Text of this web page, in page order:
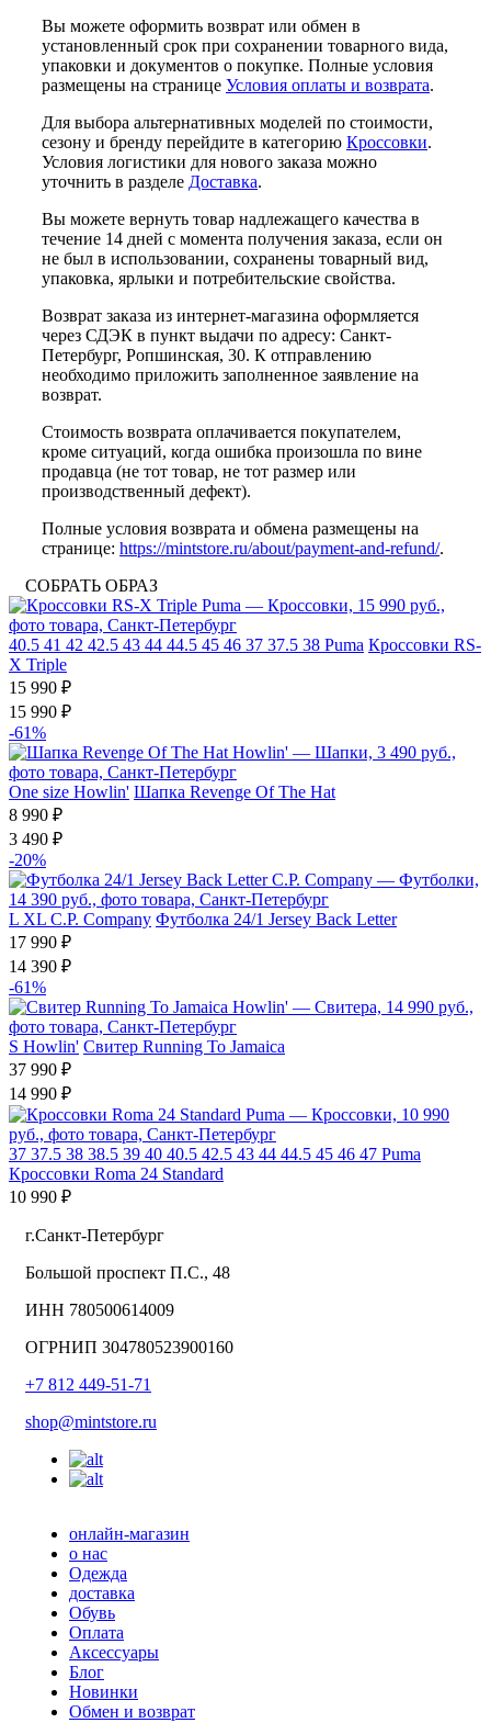
Вы можете оформить возврат или обмен в
установленный срок при сохранении товарного вида,
упаковки и документов о покупке. Полные условия
размещены на странице Условия оплаты и возврата.
Для выбора альтернативных моделей по стоимости,
сезону и бренду перейдите в категорию Кроссовки.
Условия логистики для нового заказа можно
уточнить в разделе Доставка.
Вы можете вернуть товар надлежащего качества в
течение 14 дней с момента получения заказа, если он
не был в использовании, сохранены товарный вид,
упаковка, ярлыки и потребительские свойства.
Возврат заказа из интернет-магазина оформляется
через СДЭК в пункт выдачи по адресу: Санкт-
Петербург, Ропшинская, 30. К отправлению
необходимо приложить заполненное заявление на
возврат.
Стоимость возврата оплачивается покупателем,
кроме ситуаций, когда ошибка произошла по вине
продавца (не тот товар, не тот размер или
производственный дефект).
Полные условия возврата и обмена размещены на
странице: https://mintstore.ru/about/payment-and-refund/.
СОБРАТЬ ОБРАЗ
40.5 41 42 42.5 43 44 44.5 45 46 37 37.5 38 Puma Кроссовки RS-
X Triple
15 990 ₽
15 990 ₽
-61%
One size Howlin' Шапка Revenge Of The Hat
8 990 ₽
3 490 ₽
-20%
L XL C.P. Company Футболка 24/1 Jersey Back Letter
17 990 ₽
14 390 ₽
-61%
S Howlin' Свитер Running To Jamaica
37 990 ₽
14 990 ₽
37 37.5 38 38.5 39 40 40.5 42.5 43 44 44.5 45 46 47 Puma
Кроссовки Roma 24 Standard
10 990 ₽
г.Санкт-Петербург
Большой проспект П.С., 48
ИНН 780500614009
ОГРНИП 304780523900160
+7 812 449-51-71
shop@mintstore.ru
онлайн-магазин
о нас
Одежда
доставка
Обувь
Оплата
Аксессуары
Блог
Новинки
Обмен и возврат